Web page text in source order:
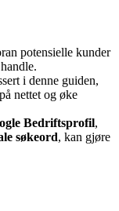
potensielle kunder
i denne guiden,
nettet og øke
Bedriftsprofil,
søkeord, kan gjøre